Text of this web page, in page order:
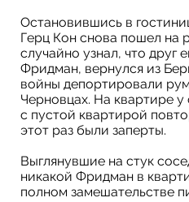
Остановившись в
Герц Кон снова пошел на
случайно узнал, что друг
Фридман, вернулся из
войны депортировали
Черновцах. На квартире
c пустой квартирой
этот раз были заперты.
Выглянувшие на стук
никакой Фридман в
полном замешательстве